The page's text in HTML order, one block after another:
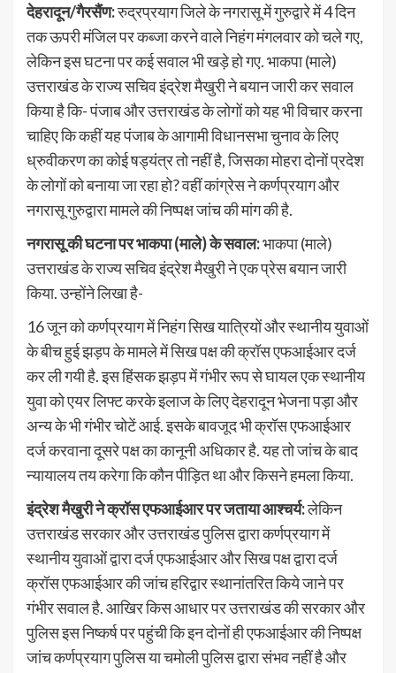
देहरादून/गैरसैंण:रुद्रप्रयाग जिले के नगरासू में गुरुद्वारे में 4 दिन
तक ऊपरी मंजिल पर कब्जा करने वाले निहंग मंगलवार को चले गए,
लेकिन इस घटना पर कई सवाल भी खड़े हो गए. भाकपा (माले)
उत्तराखंड के राज्य सचिव इंद्रेश मैखुरी ने बयान जारी कर सवाल
किया है कि- पंजाब और उत्तराखंड के लोगों को यह भी विचार करना
चाहिए कि कहीं यह पंजाब के आगामी विधानसभा चुनाव के लिए
ध्रुवीकरण का कोई षड्यंत्र तो नहीं है, जिसका मोहरा दोनों प्रदेश
के लोगों को बनाया जा रहा हो? वहीं कांग्रेस ने कर्णप्रयाग और
नगरासू गुरुद्वारा मामले की निष्पक्ष जांच की मांग की है.
नगरासू की घटना पर भाकपा (माले) के सवाल:भाकपा (माले)
उत्तराखंड के राज्य सचिव इंद्रेश मैखुरी ने एक प्रेस बयान जारी
किया. उन्होंने लिखा है-
16 जून को कर्णप्रयाग में निहंग सिख यात्रियों और स्थानीय युवाओं
के बीच हुई झड़प के मामले में सिख पक्ष की क्रॉस एफआईआर दर्ज
कर ली गयी है. इस हिंसक झड़प में गंभीर रूप से घायल एक स्थानीय
युवा को एयर लिफ्ट करके इलाज के लिए देहरादून भेजना पड़ा और
अन्य के भी गंभीर चोटें आई. इसके बावजूद भी क्रॉस एफआईआर
दर्ज करवाना दूसरे पक्ष का कानूनी अधिकार है. यह तो जांच के बाद
न्यायालय तय करेगा कि कौन पीड़ित था और किसने हमला किया.
इंद्रेश मैखुरी ने क्रॉस एफआईआर पर जताया आश्चर्य:लेकिन
उत्तराखंड सरकार और उत्तराखंड पुलिस द्वारा कर्णप्रयाग में
स्थानीय युवाओं द्वारा दर्ज एफआईआर और सिख पक्ष द्वारा दर्ज
क्रॉस एफआईआर की जांच हरिद्वार स्थानांतरित किये जाने पर
गंभीर सवाल है. आखिर किस आधार पर उत्तराखंड की सरकार और
पुलिस इस निष्कर्ष पर पहुंची कि इन दोनों ही एफआईआर की निष्पक्ष
जांच कर्णप्रयाग पुलिस या चमोली पुलिस द्वारा संभव नहीं है और